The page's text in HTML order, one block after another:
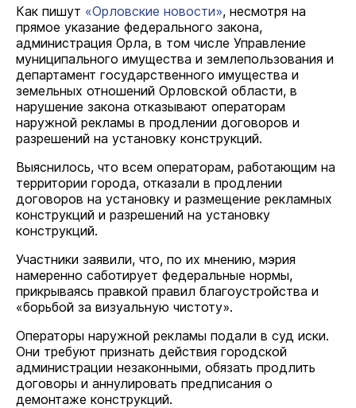
Как пишут «Орловские новости», несмотря на
прямое указание федерального закона,
администрация Орла, в том числе Управление
муниципального имущества и землепользования и
департамент государственного имущества и
земельных отношений Орловской области, в
нарушение закона отказывают операторам
наружной рекламы в продлении договоров и
разрешений на установку конструкций.
Выяснилось, что всем операторам, работающим на
территории города, отказали в продлении
договоров на установку и размещение рекламных
конструкций и разрешений на установку
конструкций.
Участники заявили, что, по их мнению, мэрия
намеренно саботирует федеральные нормы,
прикрываясь правкой правил благоустройства и
«борьбой за визуальную чистоту».
Операторы наружной рекламы подали в суд иски.
Они требуют признать действия городской
администрации незаконными, обязать продлить
договоры и аннулировать предписания о
демонтаже конструкций.